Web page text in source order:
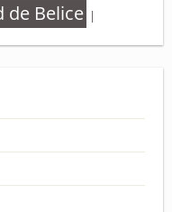
de Belice |